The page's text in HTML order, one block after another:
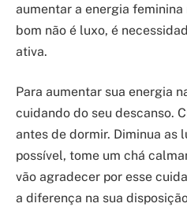
aumentar a energia feminina
bom não é luxo, é
ativa.
Para aumentar sua energia
cuidando do seu descanso.
antes de dormir. Diminua as
possível, tome um chá
vão agradecer por esse
a diferença na sua